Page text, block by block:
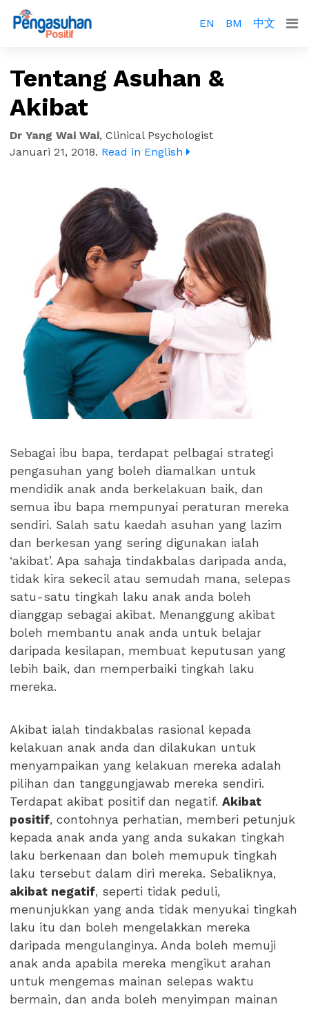
EN BM 中文
Tentang Asuhan &
Akibat
Dr Yang Wai Wai, Clinical Psychologist
Januari 21, 2018. Read in English
Sebagai ibu bapa, terdapat pelbagai strategi
pengasuhan yang boleh diamalkan untuk
mendidik anak anda berkelakuan baik, dan
semua ibu bapa mempunyai peraturan mereka
sendiri. Salah satu kaedah asuhan yang lazim
dan berkesan yang sering digunakan ialah
‘akibat’. Apa sahaja tindakbalas daripada anda,
tidak kira sekecil atau semudah mana, selepas
satu-satu tingkah laku anak anda boleh
dianggap sebagai akibat. Menanggung akibat
boleh membantu anak anda untuk belajar
daripada kesilapan, membuat keputusan yang
lebih baik, dan memperbaiki tingkah laku
mereka.
Akibat ialah tindakbalas rasional kepada
kelakuan anak anda dan dilakukan untuk
menyampaikan yang kelakuan mereka adalah
pilihan dan tanggungjawab mereka sendiri.
Terdapat akibat positif dan negatif. Akibat
positif, contohnya perhatian, memberi petunjuk
kepada anak anda yang anda sukakan tingkah
laku berkenaan dan boleh memupuk tingkah
laku tersebut dalam diri mereka. Sebaliknya,
akibat negatif, seperti tidak peduli,
menunjukkan yang anda tidak menyukai tingkah
laku itu dan boleh mengelakkan mereka
daripada mengulanginya. Anda boleh memuji
anak anda apabila mereka mengikut arahan
untuk mengemas mainan selepas waktu
bermain, dan anda boleh menyimpan mainan